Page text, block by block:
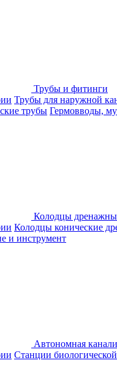
Трубы и фитинги
Трубы для наружной
трубы Гермовводы,
Колодцы
Колодцы конические
и инструмент
Автономная
Станции